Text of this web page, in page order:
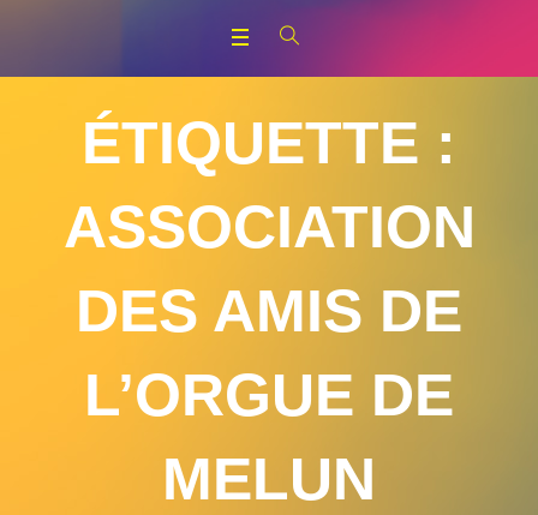
ÉTIQUETTE :
ASSOCIATION
DES AMIS DE
L’ORGUE DE
MELUN